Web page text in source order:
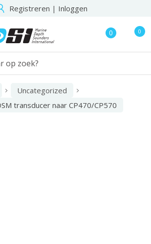
Registreren | Inloggen
0 0
Uncategorized
transducer naar CP470/CP570